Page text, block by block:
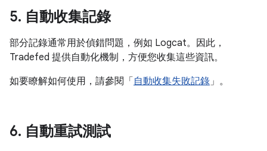
5. 自動收集記錄
部分記錄通常用於偵錯問題，例如 Logcat。因此，
Tradefed 提供自動化機制，方便您收集這些資訊。
如要瞭解如何使用，請參閱「 自動收集失敗記錄」。
6. 自動重試測試